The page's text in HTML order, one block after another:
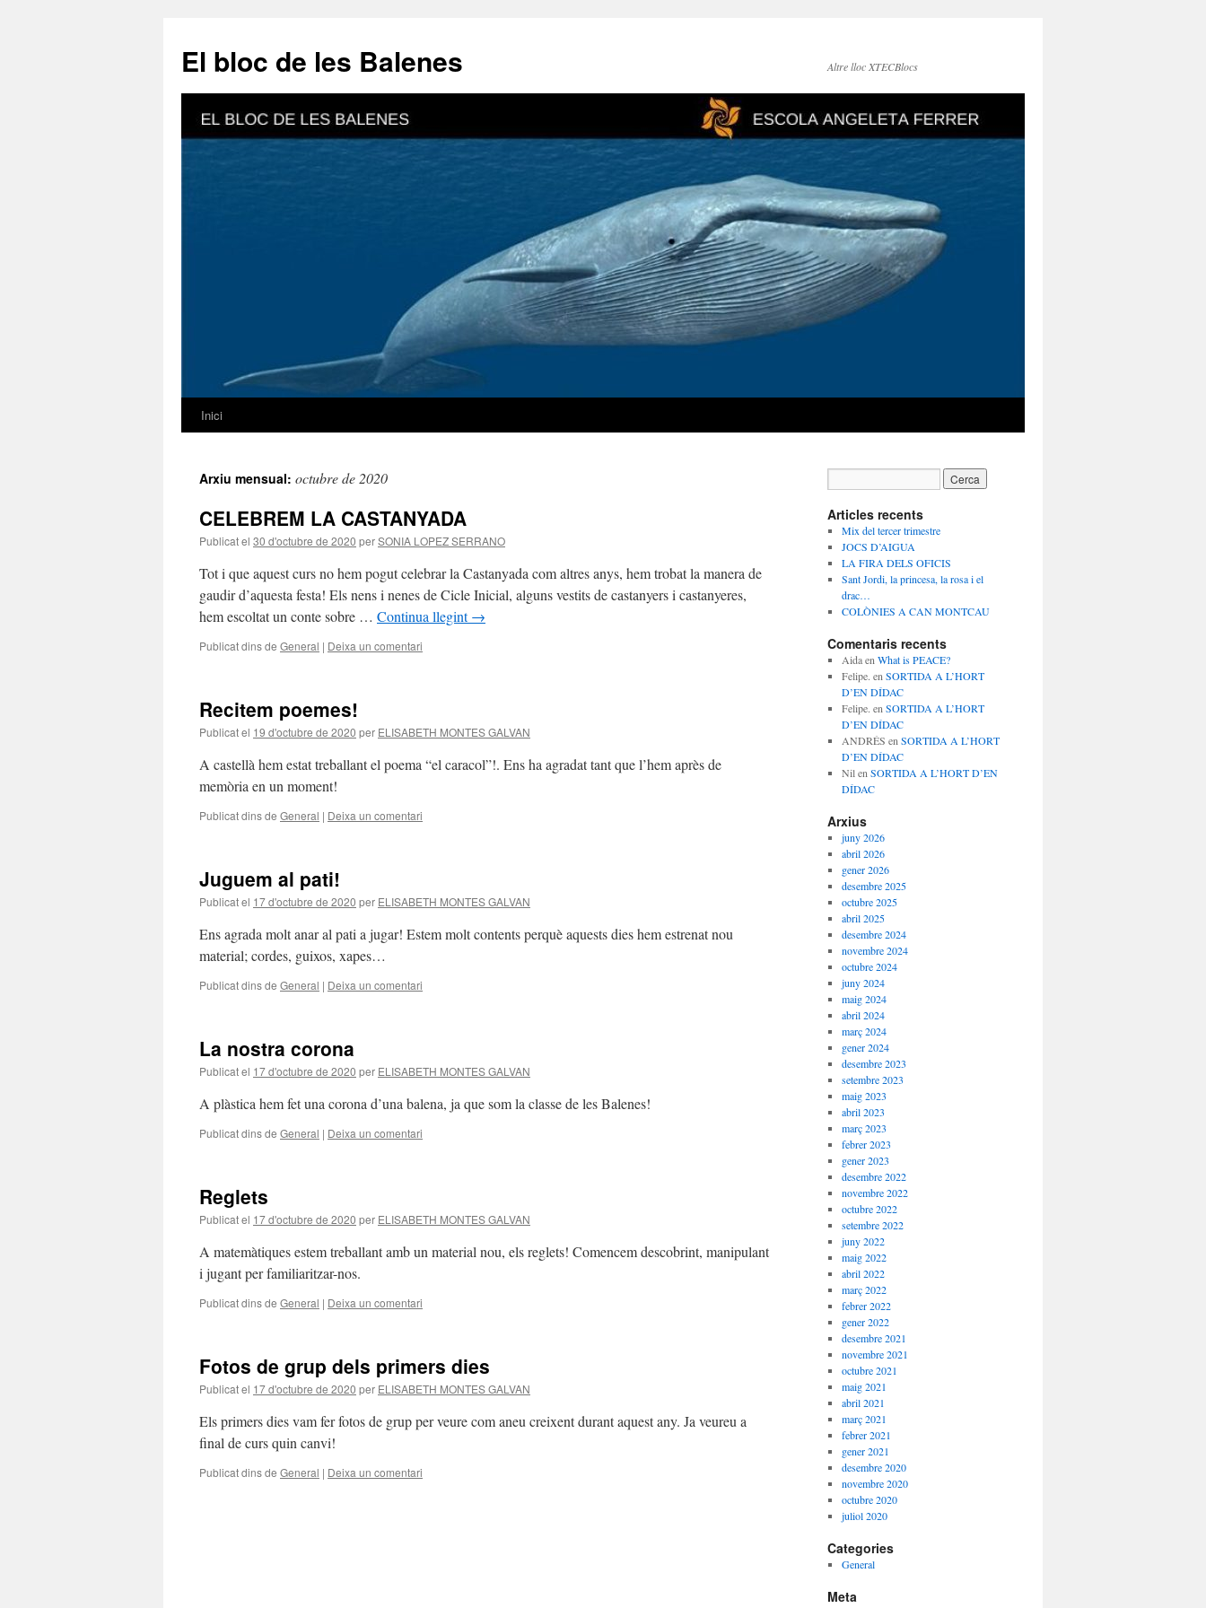
El bloc de les Balenes Altre lloc XTECBlocs
Vés
contingut
Inici
Arxiu mensual: octubre de 2020
CELEBREM LA CASTANYADA
Publicat el 30 d'octubre de 2020 perSONIA LOPEZ SERRANO
Tot i que aquest curs no hem pogut celebrar la Castanyada com altres anys, hem trobat la manera de
gaudir d’aquesta festa! Els nens i nenes de Cicle Inicial, alguns vestits de castanyers i castanyeres,
hem escoltat un conte sobre … Continua llegint→
Publicat dins de General | Deixa un comentari
Recitem poemes!
Publicat el 19 d'octubre de 2020 per ELISABETH MONTES GALVAN
A castellà hem estat treballant el poema “el caracol”!. Ens ha agradat tant que l’hem après de
memòria en un moment!
Publicat dins de General | Deixa un comentari
Juguem al pati!
Publicat el 17 d'octubre de 2020 per ELISABETH MONTES GALVAN
Ens agrada molt anar al pati a jugar! Estem molt contents perquè aquests dies hem estrenat nou
material; cordes, guixos, xapes…
Publicat dins de General | Deixa un comentari
La nostra corona
Publicat el 17 d'octubre de 2020 per ELISABETH MONTES GALVAN
A plàstica hem fet una corona d’una balena, ja que som la classe de les Balenes!
Publicat dins de General | Deixa un comentari
Reglets
Publicat el 17 d'octubre de 2020 per ELISABETH MONTES GALVAN
A matemàtiques estem treballant amb un material nou, els reglets! Comencem descobrint, manipulant
i jugant per familiaritzar-nos.
Publicat dins de General | Deixa un comentari
Fotos de grup dels primers dies
Publicat el 17 d'octubre de 2020 per ELISABETH MONTES GALVAN
Els primers dies vam fer fotos de grup per veure com aneu creixent durant aquest any. Ja veureu a
final de curs quin canvi!
Publicat dins de General | Deixa un comentari
Articles recents
Mix del tercer trimestre
JOCS D’AIGUA
LA FIRA DELS OFICIS
Sant Jordi, la princesa, la rosa i el
drac…
COLÒNIES A CAN MONTCAU
Comentaris recents
Aidaen What is PEACE?
Felipe. en SORTIDA A L’HORT
D’EN DÍDAC
Felipe. en SORTIDA A L’HORT
D’EN DÍDAC
ANDRÉS en SORTIDA A L’HORT
D’EN DÍDAC
Nilen SORTIDA A L’HORT D’EN
DÍDAC
Arxius
juny 2026
abril 2026
gener 2026
desembre 2025
octubre 2025
abril 2025
desembre 2024
novembre 2024
octubre 2024
juny 2024
maig 2024
abril 2024
març 2024
gener 2024
desembre 2023
setembre 2023
maig 2023
abril 2023
març 2023
febrer 2023
gener 2023
desembre 2022
novembre 2022
octubre 2022
setembre 2022
juny 2022
maig 2022
abril 2022
març 2022
febrer 2022
gener 2022
desembre 2021
novembre 2021
octubre 2021
maig 2021
abril 2021
març 2021
febrer 2021
gener 2021
desembre 2020
novembre 2020
octubre 2020
juliol 2020
Categories
General
Meta